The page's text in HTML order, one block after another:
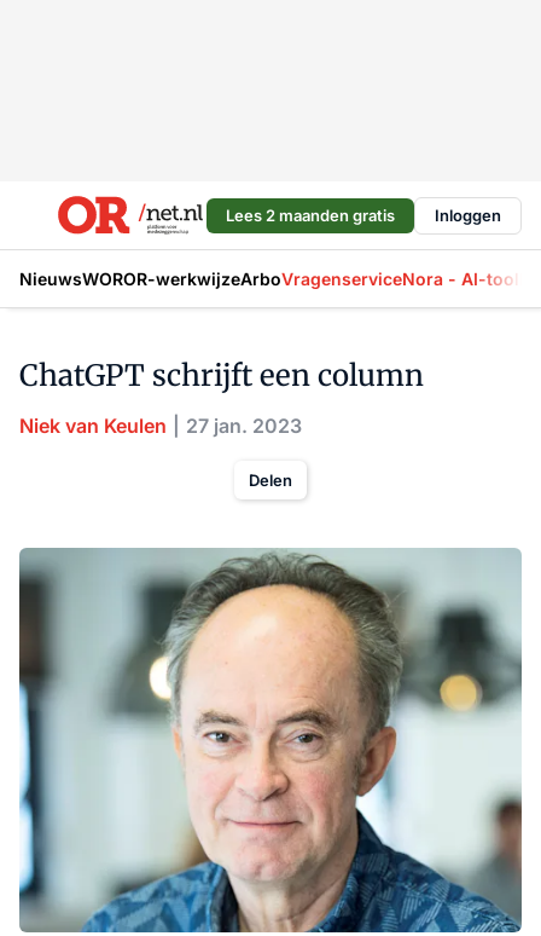
Lees 2 maanden gratis Inloggen
NieuwsWOROR-werkwijzeArboVragenserviceNora - AI-tool
ChatGPT schrijft een column
Niek van Keulen 27 jan. 2023
Delen